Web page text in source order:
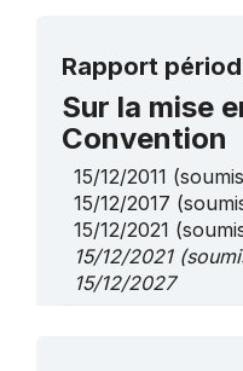
Rapport
Sur la mise
Convention
15/12/2011
15/12/2017
15/12/2021
15/12/2021
15/12/2027